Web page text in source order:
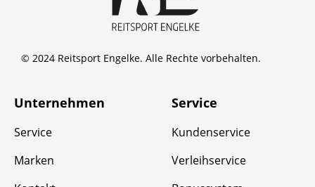
© 2024 Reitsport Engelke. Alle Rechte vorbehalten.
Unternehmen
Service
Marken
Service
Kundenservice
Verleihservice